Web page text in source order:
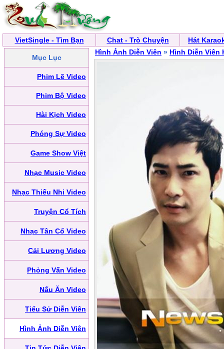
VietSingle - Tìm Bạn Chat - Trò Chuyện Hát
Mục Lục
Phim Lẽ Video
Phim Bộ Video
Hài Kịch Video
Phóng Sự Video
Game Show Việt
Nhạc Music Video
Nhạc Thiếu Nhi Video
Truyện Cổ Tích
Nhạc Tân Cổ Video
Cải Lương Video
Phỏng Vấn Video
Nấu Ăn Video
Tiểu Sử Diễn Viên
Hình Ảnh Diễn Viên
Hình Ảnh Diễn Viên » Hình Diễn Viên